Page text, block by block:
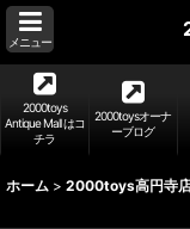
メニュー
2000toys
Antique Mall はコ
チラ
2000toysオーナ
ーブログ
ホーム > 2000toys高円寺